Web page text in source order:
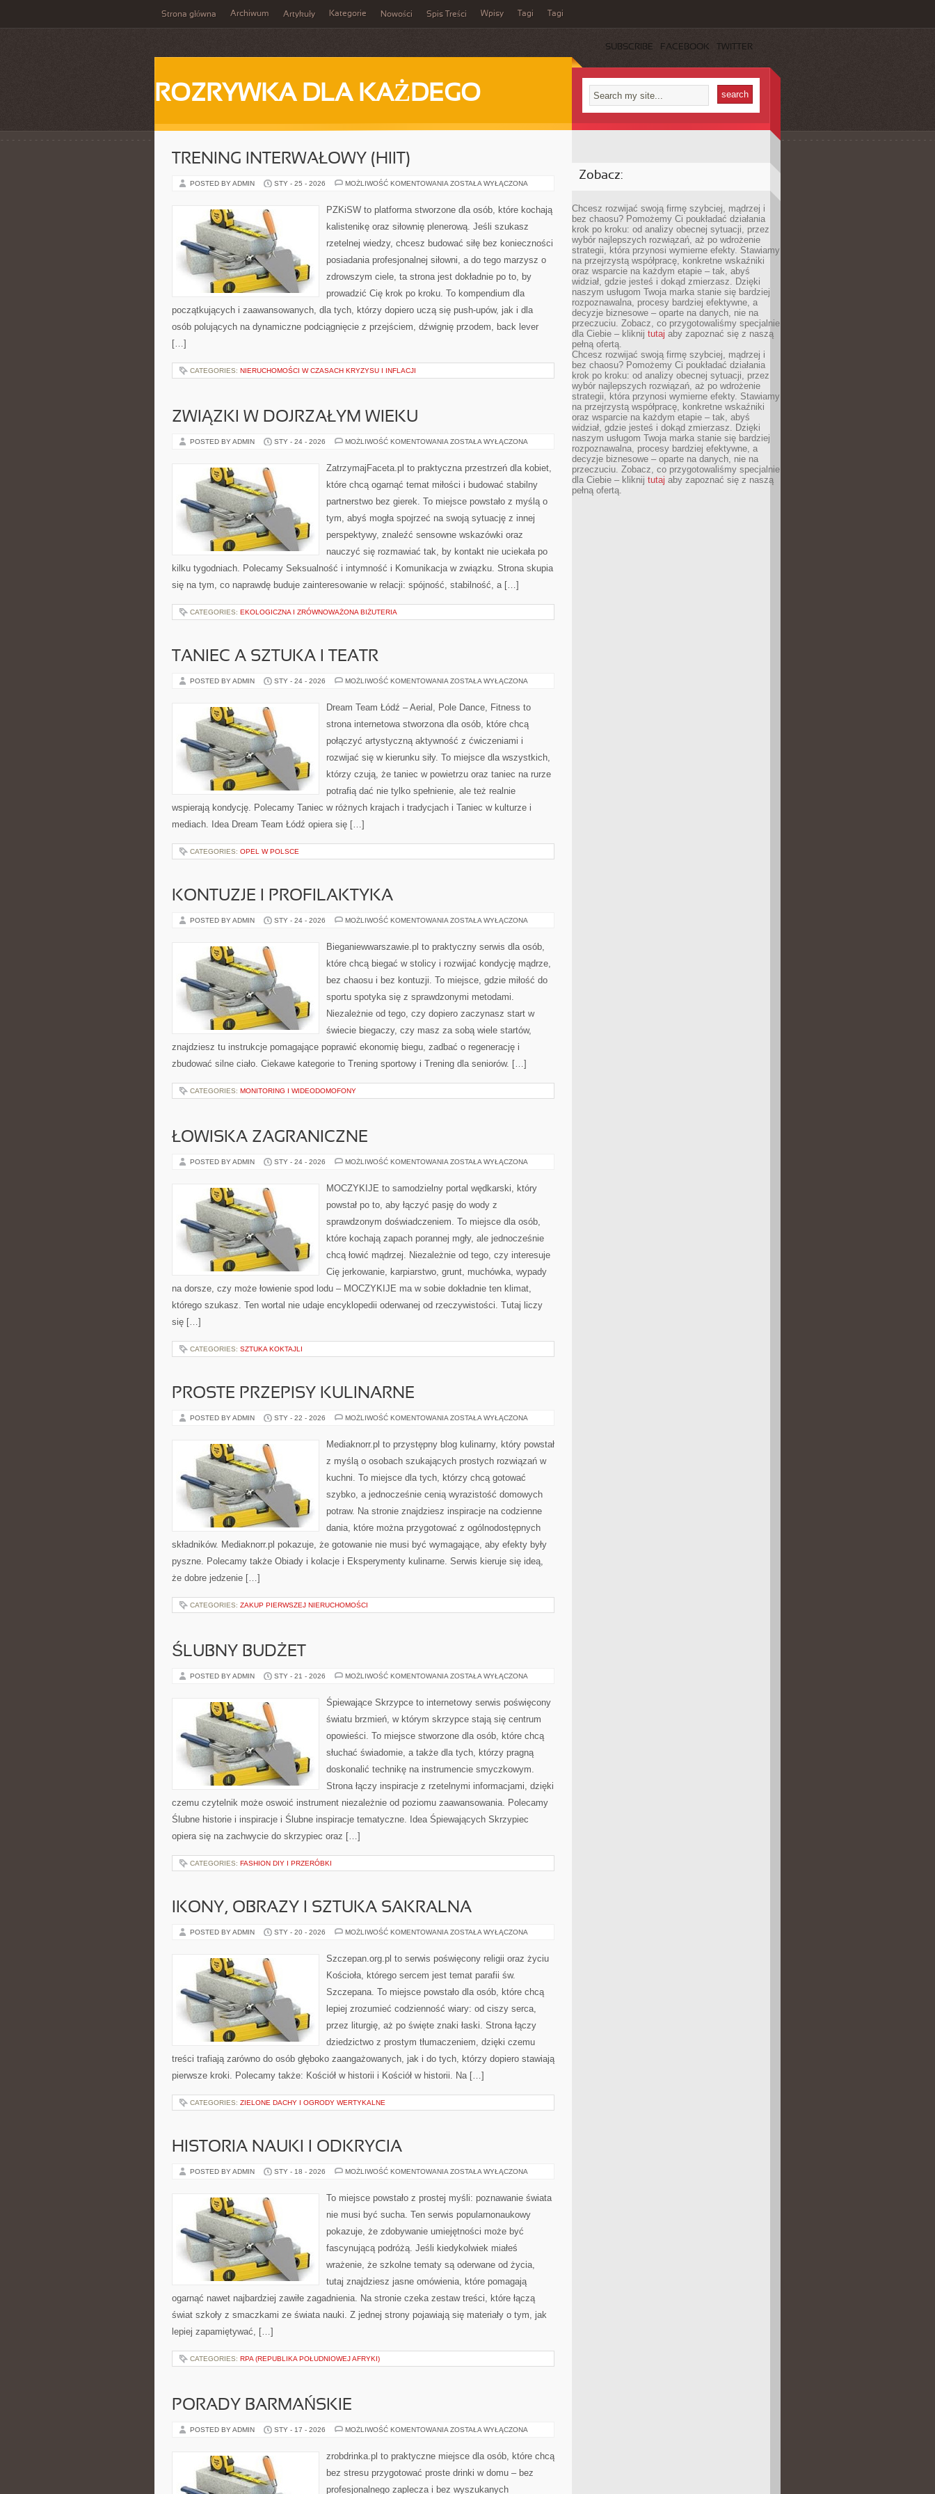
Strona główna Archiwum Artykuły Kategorie Nowości Spis Treści Wpisy Tagi Tagi
SUBSCRIBE FACEBOOK TWITTER
ROZRYWKA DLA KAŻDEGO
TRENING INTERWAŁOWY (HIIT)
POSTED BY ADMIN STY - 25 - 2026 MOŻLIWOŚĆ KOMENTOWANIA TRENING
ZOSTAŁA WYŁĄCZONA
PZKiSW to platforma stworzone dla osób, które kochają
kalistenikę oraz siłownię plenerową. Jeśli szukasz
rzetelnej wiedzy, chcesz budować siłę bez konieczności
posiadania profesjonalnej siłowni, a do tego marzysz o
zdrowszym ciele, ta strona jest dokładnie po to, by
prowadzić Cię krok po kroku. To kompendium dla
początkujących i zaawansowanych, dla tych, którzy dopiero uczą się push-upów, jak i dla
osób polujących na dynamiczne podciągnięcie z przejściem, dźwignię przodem, back lever
[…]
CATEGORIES: NIERUCHOMOŚCI W CZASACH KRYZYSU I INFLACJI
ZWIĄZKI W DOJRZAŁYM WIEKU
POSTED BY ADMIN STY - 24 - 2026 MOŻLIWOŚĆ KOMENTOWANIA ZWIĄZKI
ZOSTAŁA WYŁĄCZONA
ZatrzymajFaceta.pl to praktyczna przestrzeń dla kobiet,
które chcą ogarnąć temat miłości i budować stabilny
partnerstwo bez gierek. To miejsce powstało z myślą o
tym, abyś mogła spojrzeć na swoją sytuację z innej
perspektywy, znaleźć sensowne wskazówki oraz
nauczyć się rozmawiać tak, by kontakt nie uciekała po
kilku tygodniach. Polecamy Seksualność i intymność i Komunikacja w związku. Strona skupia
się na tym, co naprawdę buduje zainteresowanie w relacji: spójność, stabilność, a […]
CATEGORIES: EKOLOGICZNA I ZRÓWNOWAŻONA BIŻUTERIA
TANIEC A SZTUKA I TEATR
POSTED BY ADMIN STY - 24 - 2026 MOŻLIWOŚĆ KOMENTOWANIA TANIEC
I
TEATR
ZOSTAŁA WYŁĄCZONA
Dream Team Łódź – Aerial, Pole Dance, Fitness to
strona internetowa stworzona dla osób, które chcą
połączyć artystyczną aktywność z ćwiczeniami i
rozwijać się w kierunku siły. To miejsce dla wszystkich,
którzy czują, że taniec w powietrzu oraz taniec na rurze
potrafią dać nie tylko spełnienie, ale też realnie
wspierają kondycję. Polecamy Taniec w różnych krajach i tradycjach i Taniec w kulturze i
mediach. Idea Dream Team Łódź opiera się […]
CATEGORIES: OPEL W POLSCE
KONTUZJE I PROFILAKTYKA
POSTED BY ADMIN STY - 24 - 2026 MOŻLIWOŚĆ KOMENTOWANIA KONTUZJE
ZOSTAŁA WYŁĄCZONA
Bieganiewwarszawie.pl to praktyczny serwis dla osób,
które chcą biegać w stolicy i rozwijać kondycję mądrze,
bez chaosu i bez kontuzji. To miejsce, gdzie miłość do
sportu spotyka się z sprawdzonymi metodami.
Niezależnie od tego, czy dopiero zaczynasz start w
świecie biegaczy, czy masz za sobą wiele startów,
znajdziesz tu instrukcje pomagające poprawić ekonomię biegu, zadbać o regenerację i
zbudować silne ciało. Ciekawe kategorie to Trening sportowy i Trening dla seniorów. […]
CATEGORIES: MONITORING I WIDEODOMOFONY
ŁOWISKA ZAGRANICZNE
POSTED BY ADMIN STY - 24 - 2026 MOŻLIWOŚĆ KOMENTOWANIA ŁOWISKA
ZOSTAŁA WYŁĄCZONA
MOCZYKIJE to samodzielny portal wędkarski, który
powstał po to, aby łączyć pasję do wody z
sprawdzonym doświadczeniem. To miejsce dla osób,
które kochają zapach porannej mgły, ale jednocześnie
chcą łowić mądrzej. Niezależnie od tego, czy interesuje
Cię jerkowanie, karpiarstwo, grunt, muchówka, wypady
na dorsze, czy może łowienie spod lodu – MOCZYKIJE ma w sobie dokładnie ten klimat,
którego szukasz. Ten wortal nie udaje encyklopedii oderwanej od rzeczywistości. Tutaj liczy
się […]
CATEGORIES: SZTUKA KOKTAJLI
PROSTE PRZEPISY KULINARNE
POSTED BY ADMIN STY - 22 - 2026 MOŻLIWOŚĆ KOMENTOWANIA PROSTE
ZOSTAŁA WYŁĄCZONA
Mediaknorr.pl to przystępny blog kulinarny, który powstał
z myślą o osobach szukających prostych rozwiązań w
kuchni. To miejsce dla tych, którzy chcą gotować
szybko, a jednocześnie cenią wyrazistość domowych
potraw. Na stronie znajdziesz inspiracje na codzienne
dania, które można przygotować z ogólnodostępnych
składników. Mediaknorr.pl pokazuje, że gotowanie nie musi być wymagające, aby efekty były
pyszne. Polecamy także Obiady i kolacje i Eksperymenty kulinarne. Serwis kieruje się ideą,
że dobre jedzenie […]
CATEGORIES: ZAKUP PIERWSZEJ NIERUCHOMOŚCI
ŚLUBNY BUDŻET
POSTED BY ADMIN STY - 21 - 2026 MOŻLIWOŚĆ KOMENTOWANIA ŚLUBNY
ZOSTAŁA WYŁĄCZONA
Śpiewające Skrzypce to internetowy serwis poświęcony
światu brzmień, w którym skrzypce stają się centrum
opowieści. To miejsce stworzone dla osób, które chcą
słuchać świadomie, a także dla tych, którzy pragną
doskonalić technikę na instrumencie smyczkowym.
Strona łączy inspiracje z rzetelnymi informacjami, dzięki
czemu czytelnik może oswoić instrument niezależnie od poziomu zaawansowania. Polecamy
Ślubne historie i inspiracje i Ślubne inspiracje tematyczne. Idea Śpiewających Skrzypiec
opiera się na zachwycie do skrzypiec oraz […]
CATEGORIES: FASHION DIY I PRZERÓBKI
IKONY, OBRAZY I SZTUKA SAKRALNA
POSTED BY ADMIN STY - 20 - 2026 MOŻLIWOŚĆ KOMENTOWANIA IKONY,
SZTUKA
SAKRALNA
ZOSTAŁA WYŁĄCZONA
Szczepan.org.pl to serwis poświęcony religii oraz życiu
Kościoła, którego sercem jest temat parafii św.
Szczepana. To miejsce powstało dla osób, które chcą
lepiej zrozumieć codzienność wiary: od ciszy serca,
przez liturgię, aż po święte znaki łaski. Strona łączy
dziedzictwo z prostym tłumaczeniem, dzięki czemu
treści trafiają zarówno do osób głęboko zaangażowanych, jak i do tych, którzy dopiero stawiają
pierwsze kroki. Polecamy także: Kościół w historii i Kościół w historii. Na […]
CATEGORIES: ZIELONE DACHY I OGRODY WERTYKALNE
HISTORIA NAUKI I ODKRYCIA
POSTED BY ADMIN STY - 18 - 2026 MOŻLIWOŚĆ KOMENTOWANIA HISTORIA
ODKRYCIA
ZOSTAŁA WYŁĄCZONA
To miejsce powstało z prostej myśli: poznawanie świata
nie musi być sucha. Ten serwis popularnonaukowy
pokazuje, że zdobywanie umiejętności może być
fascynującą podróżą. Jeśli kiedykolwiek miałeś
wrażenie, że szkolne tematy są oderwane od życia,
tutaj znajdziesz jasne omówienia, które pomagają
ogarnąć nawet najbardziej zawiłe zagadnienia. Na stronie czeka zestaw treści, które łączą
świat szkoły z smaczkami ze świata nauki. Z jednej strony pojawiają się materiały o tym, jak
lepiej zapamiętywać, […]
CATEGORIES: RPA (REPUBLIKA POŁUDNIOWEJ AFRYKI)
PORADY BARMAŃSKIE
POSTED BY ADMIN STY - 17 - 2026 MOŻLIWOŚĆ KOMENTOWANIA PORADY
ZOSTAŁA WYŁĄCZONA
zrobdrinka.pl to praktyczne miejsce dla osób, które chcą
bez stresu przygotować proste drinki w domu – bez
profesjonalnego zaplecza i bez wyszukanych
Zobacz:
Chcesz rozwijać swoją firmę szybciej, mądrzej i
bez chaosu? Pomożemy Ci poukładać działania
krok po kroku: od analizy obecnej sytuacji, przez
wybór najlepszych rozwiązań, aż po wdrożenie
strategii, która przynosi wymierne efekty. Stawiamy
na przejrzystą współpracę, konkretne wskaźniki
oraz wsparcie na każdym etapie – tak, abyś
widział, gdzie jesteś i dokąd zmierzasz. Dzięki
naszym usługom Twoja marka stanie się bardziej
rozpoznawalna, procesy bardziej efektywne, a
decyzje biznesowe – oparte na danych, nie na
przeczuciu. Zobacz, co przygotowaliśmy specjalnie
dla Ciebie – kliknij tutaj aby zapoznać się z naszą
pełną ofertą.
Chcesz rozwijać swoją firmę szybciej, mądrzej i
bez chaosu? Pomożemy Ci poukładać działania
krok po kroku: od analizy obecnej sytuacji, przez
wybór najlepszych rozwiązań, aż po wdrożenie
strategii, która przynosi wymierne efekty. Stawiamy
na przejrzystą współpracę, konkretne wskaźniki
oraz wsparcie na każdym etapie – tak, abyś
widział, gdzie jesteś i dokąd zmierzasz. Dzięki
naszym usługom Twoja marka stanie się bardziej
rozpoznawalna, procesy bardziej efektywne, a
decyzje biznesowe – oparte na danych, nie na
przeczuciu. Zobacz, co przygotowaliśmy specjalnie
dla Ciebie – kliknij tutaj aby zapoznać się z naszą
pełną ofertą.